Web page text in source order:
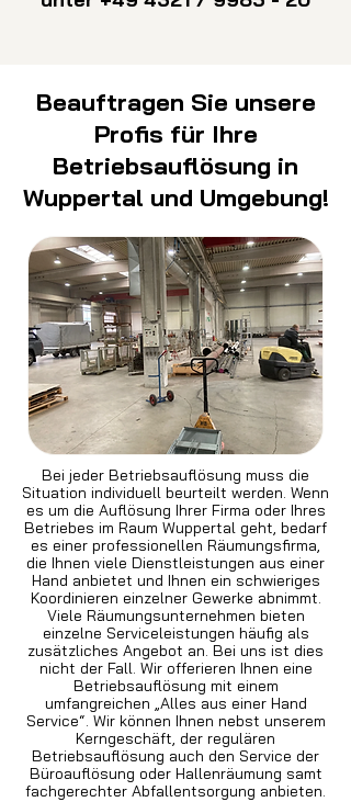
Beauftragen Sie unsere
Profis für Ihre
Betriebsauflösung in
Wuppertal und Umgebung!
Bei jeder Betriebsauflösung muss die
Situation individuell beurteilt werden. Wenn
es um die Auflösung Ihrer Firma oder Ihres
Betriebes im Raum Wuppertal geht, bedarf
es einer professionellen Räumungsfirma,
die Ihnen viele Dienstleistungen aus einer
Hand anbietet und Ihnen ein schwieriges
Koordinieren einzelner Gewerke abnimmt.
Viele Räumungsunternehmen bieten
einzelne Serviceleistungen häufig als
zusätzliches Angebot an. Bei uns ist dies
nicht der Fall. Wir offerieren Ihnen eine
Betriebsauflösung mit einem
umfangreichen „Alles aus einer Hand
Service“. Wir können Ihnen nebst unserem
Kerngeschäft, der regulären
Betriebsauflösung auch den Service der
Büroauflösung oder Hallenräumung samt
fachgerechter Abfallentsorgung anbieten.